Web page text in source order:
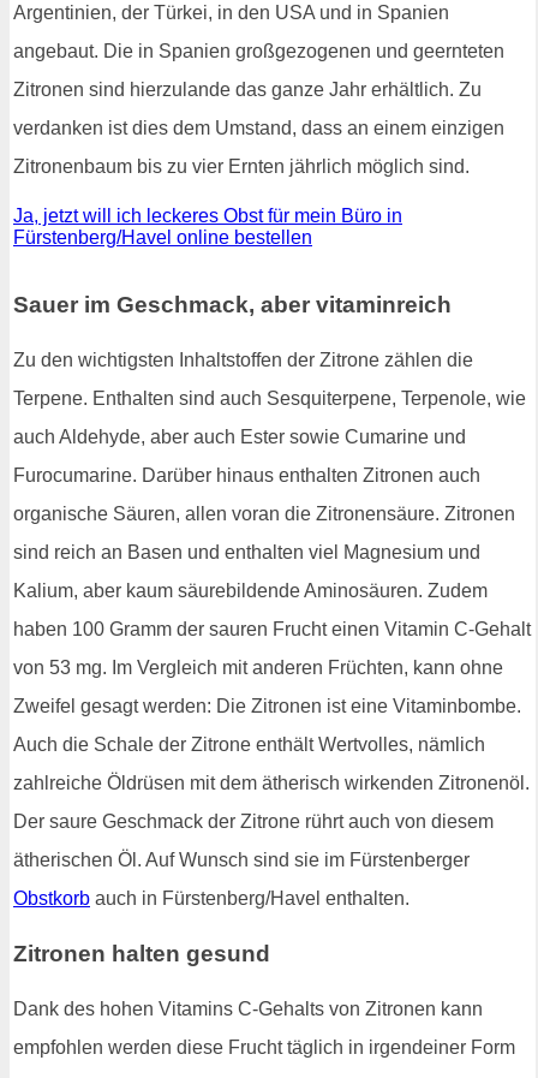
Argentinien, der Türkei, in den USA und in Spanien
angebaut. Die in Spanien großgezogenen und geernteten
Zitronen sind hierzulande das ganze Jahr erhältlich. Zu
verdanken ist dies dem Umstand, dass an einem einzigen
Zitronenbaum bis zu vier Ernten jährlich möglich sind.
Ja, jetzt will ich leckeres Obst für mein Büro in
Fürstenberg/Havel online bestellen
Sauer im Geschmack, aber vitaminreich
Zu den wichtigsten Inhaltstoffen der Zitrone zählen die
Terpene. Enthalten sind auch Sesquiterpene, Terpenole, wie
auch Aldehyde, aber auch Ester sowie Cumarine und
Furocumarine. Darüber hinaus enthalten Zitronen auch
organische Säuren, allen voran die Zitronensäure. Zitronen
sind reich an Basen und enthalten viel Magnesium und
Kalium, aber kaum säurebildende Aminosäuren. Zudem
haben 100 Gramm der sauren Frucht einen Vitamin C-Gehalt
von 53 mg. Im Vergleich mit anderen Früchten, kann ohne
Zweifel gesagt werden: Die Zitronen ist eine Vitaminbombe.
Auch die Schale der Zitrone enthält Wertvolles, nämlich
zahlreiche Öldrüsen mit dem ätherisch wirkenden Zitronenöl.
Der saure Geschmack der Zitrone rührt auch von diesem
ätherischen Öl. Auf Wunsch sind sie im Fürstenberger
Obstkorb auch in Fürstenberg/Havel enthalten.
Zitronen halten gesund
Dank des hohen Vitamins C-Gehalts von Zitronen kann
empfohlen werden diese Frucht täglich in irgendeiner Form